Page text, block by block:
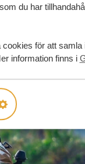
du har
för att
information finns i